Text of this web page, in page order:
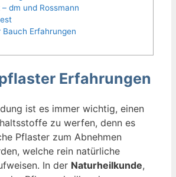
dm und Rossmann
Erfahrungen
Erfahrungen
ist es immer wichtig, einen
zu werfen, denn es
Pflaster zum Abnehmen
welche rein natürliche
In der Naturheilkunde,